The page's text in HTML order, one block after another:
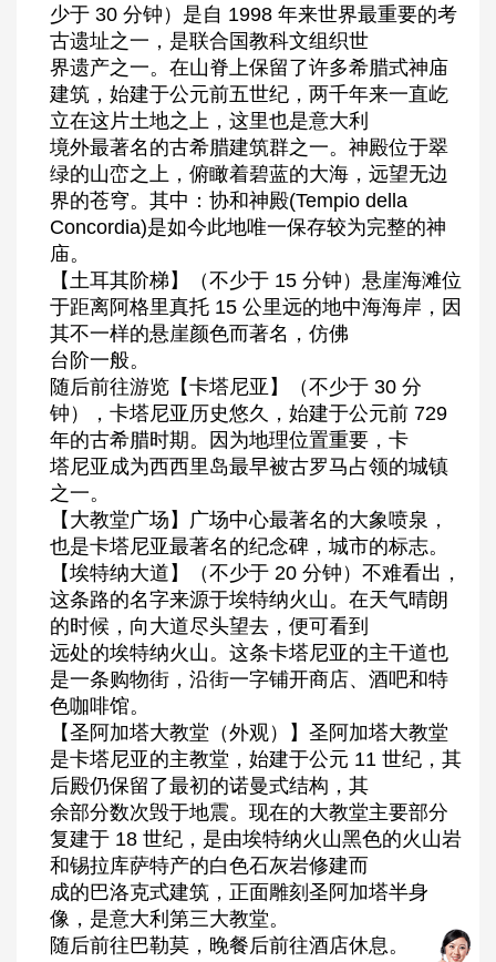
少于 30 分钟）是自 1998 年来世界最重要的考
古遗址之一，是联合国教科文组织世
界遗产之一。在山脊上保留了许多希腊式神庙
建筑，始建于公元前五世纪，两千年来一直屹
立在这片土地之上，这里也是意大利
境外最著名的古希腊建筑群之一。神殿位于翠
绿的山峦之上，俯瞰着碧蓝的大海，远望无边
界的苍穹。其中：协和神殿(Tempio della
Concordia)是如今此地唯一保存较为完整的神
庙。
【土耳其阶梯】（不少于 15 分钟）悬崖海滩位
于距离阿格里真托 15 公里远的地中海海岸，因
其不一样的悬崖颜色而著名，仿佛
台阶一般。
随后前往游览【卡塔尼亚】（不少于 30 分
钟），卡塔尼亚历史悠久，始建于公元前 729
年的古希腊时期。因为地理位置重要，卡
塔尼亚成为西西里岛最早被古罗马占领的城镇
之一。
【大教堂广场】广场中心最著名的大象喷泉，
也是卡塔尼亚最著名的纪念碑，城市的标志。
【埃特纳大道】（不少于 20 分钟）不难看出，
这条路的名字来源于埃特纳火山。在天气晴朗
的时候，向大道尽头望去，便可看到
远处的埃特纳火山。这条卡塔尼亚的主干道也
是一条购物街，沿街一字铺开商店、酒吧和特
色咖啡馆。
【圣阿加塔大教堂（外观）】圣阿加塔大教堂
是卡塔尼亚的主教堂，始建于公元 11 世纪，其
后殿仍保留了最初的诺曼式结构，其
余部分数次毁于地震。现在的大教堂主要部分
复建于 18 世纪，是由埃特纳火山黑色的火山岩
和锡拉库萨特产的白色石灰岩修建而
成的巴洛克式建筑，正面雕刻圣阿加塔半身
像，是意大利第三大教堂。
随后前往巴勒莫，晚餐后前往酒店休息。